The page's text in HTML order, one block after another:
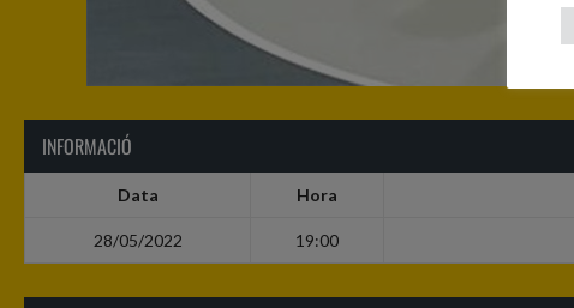
INFORMACIÓ
Data Hora
28/05/2022 19:00